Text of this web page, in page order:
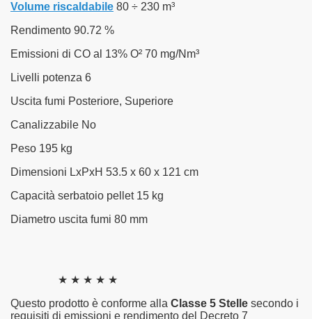
Volume riscaldabile 80 ÷ 230 m³
Rendimento 90.72 %
Emissioni di CO al 13% O² 70 mg/Nm³
Livelli potenza 6
Uscita fumi Posteriore, Superiore
Canalizzabile No
Peso 195 kg
Dimensioni LxPxH 53.5 x 60 x 121 cm
Capacità serbatoio pellet 15 kg
Diametro uscita fumi 80 mm
★ ★ ★ ★ ★
Questo prodotto è conforme alla Classe 5 Stelle secondo i
requisiti di emissioni e rendimento del Decreto 7